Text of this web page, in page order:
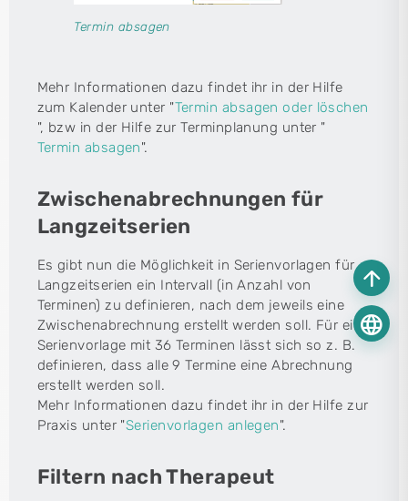
arrow_upward
language
Termin absagen
Mehr Informationen dazu findet ihr in der Hilfe
zum Kalender unter "Termin absagen oder löschen
", bzw in der Hilfe zur Terminplanung unter "
Termin absagen".
Zwischenabrechnungen für
Langzeitserien
Es gibt nun die Möglichkeit in Serienvorlagen für
Langzeitserien ein Intervall (in Anzahl von
Terminen) zu definieren, nach dem jeweils eine
Zwischenabrechnung erstellt werden soll. Für eine
Serienvorlage mit 36 Terminen lässt sich so z. B.
definieren, dass alle 9 Termine eine Abrechnung
erstellt werden soll.
Mehr Informationen dazu findet ihr in der Hilfe zur
Praxis unter "Serienvorlagen anlegen".
Filtern nach Therapeut